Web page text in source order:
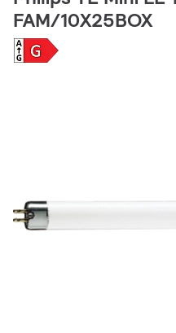
FAM/10X25BOX